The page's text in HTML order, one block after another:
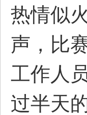
热情似
声，比
工作人
过半天